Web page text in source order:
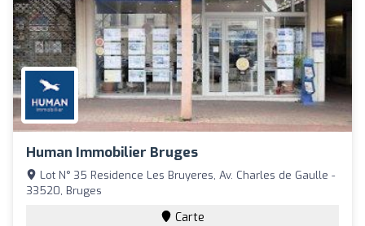
Human Immobilier Bruges
Lot N° 35 Residence Les Bruyeres, Av. Charles de Gaulle -
33520, Bruges
Carte